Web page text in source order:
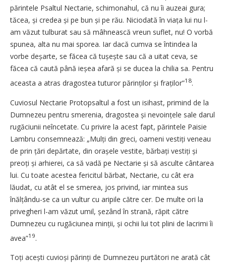
părintele Psaltul Nectarie, schi­­mo­nahul, că nu îi auzeai gura;
tăcea, și credea și pe bun și pe rău. Niciodată în viața lui nu l-
am văzut tulburat sau să mâhnească vreun suflet, nu! O vorbă
spunea, alta nu mai sporea. Iar dacă cumva se întindea la
vorbe deșarte, se făcea că tușește sau că a uitat ceva, se
făcea că caută până ieșea afară și se ducea la chilia sa. Pentru
aceasta a atras dragostea tuturor părinților și fraților”18.
Cuviosul Nectarie Protopsaltul a fost un isihast, primind de la
Dumnezeu pentru smerenia, dragostea și nevoințele sale darul
rugăciunii neîncetate. Cu privire la acest fapt, părintele Paisie
Lambru consemnează: „Mulți din greci, oameni vestiți veneau
de prin țări depărtate, din orașele vestite, bărbați vestiți și
preoți și arhierei, ca să vadă pe Nectarie și să asculte cântarea
lui. Cu toate acestea fericitul bărbat, Nectarie, cu cât era
lăudat, cu atât el se smerea, jos privind, iar mintea sus
înălțându-se ca un vultur cu aripile către cer. De multe ori la
privegheri l-am văzut umil, șezând în strană, răpit către
Dumnezeu cu rugăciunea minții, și ochii lui tot plini de lacrimi îi
avea”19.
Toți acești cuvioși părinți de Dumnezeu purtători ne arată cât